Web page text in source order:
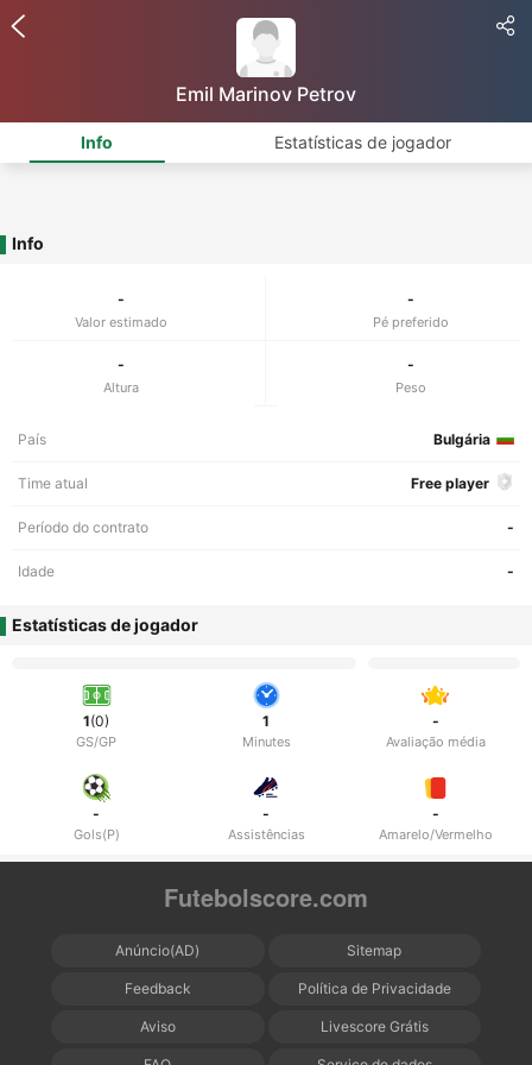
Emil Marinov Petrov
Info Estatísticas de jogador
Info
-
Valor estimado
-
Pé preferido
-
Altura
-
Peso
País Bulgária
Time atual Free player
Período do contrato -
Idade -
Estatísticas de jogador
1(0)
GS/GP
1
Minutes
-
Avaliação média
-
Gols(P)
-
Assistências
-
Amarelo/Vermelho
Futebolscore.com
Anúncio(AD) Sitemap
Feedback Política de Privacidade
Aviso Livescore Grátis